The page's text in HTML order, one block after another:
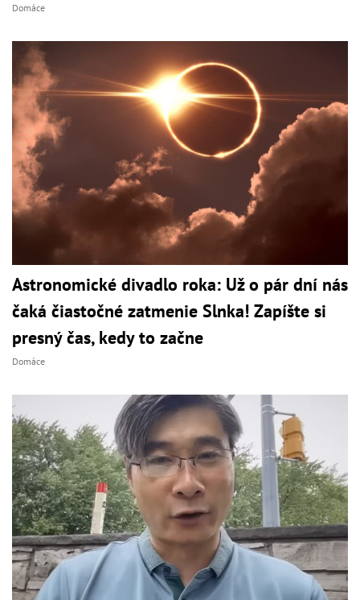
Domáce
Astronomické divadlo roka: Už o pár dní nás
čaká čiastočné zatmenie Slnka! Zapíšte si
presný čas, kedy to začne
Domáce